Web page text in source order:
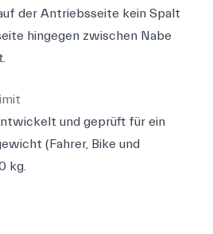
der Antriebsseite kein Spalt
hingegen zwischen Nabe
und geprüft für ein
(Fahrer, Bike und
kg.